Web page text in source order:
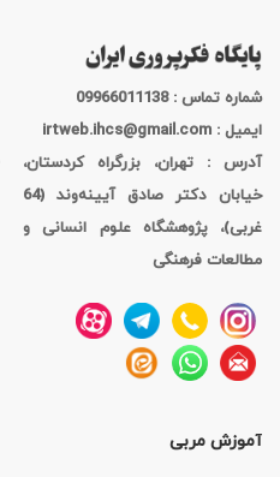
شماره تماس : 09966011138
ایمیل : irtweb.ihcs@gmail.com
آدرس : تهران، بزرگراه کردستان،
خیابان دکتر صادق آیینه‌وند (64
غربی)، پژوهشگاه علوم انسانی و
مطالعات فرهنگی
آموزش مربی